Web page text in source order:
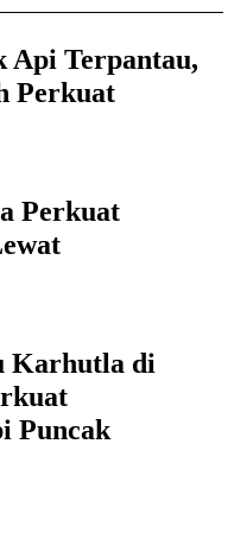
Api Terpantau,
Perkuat
Perkuat
Karhutla di
Puncak